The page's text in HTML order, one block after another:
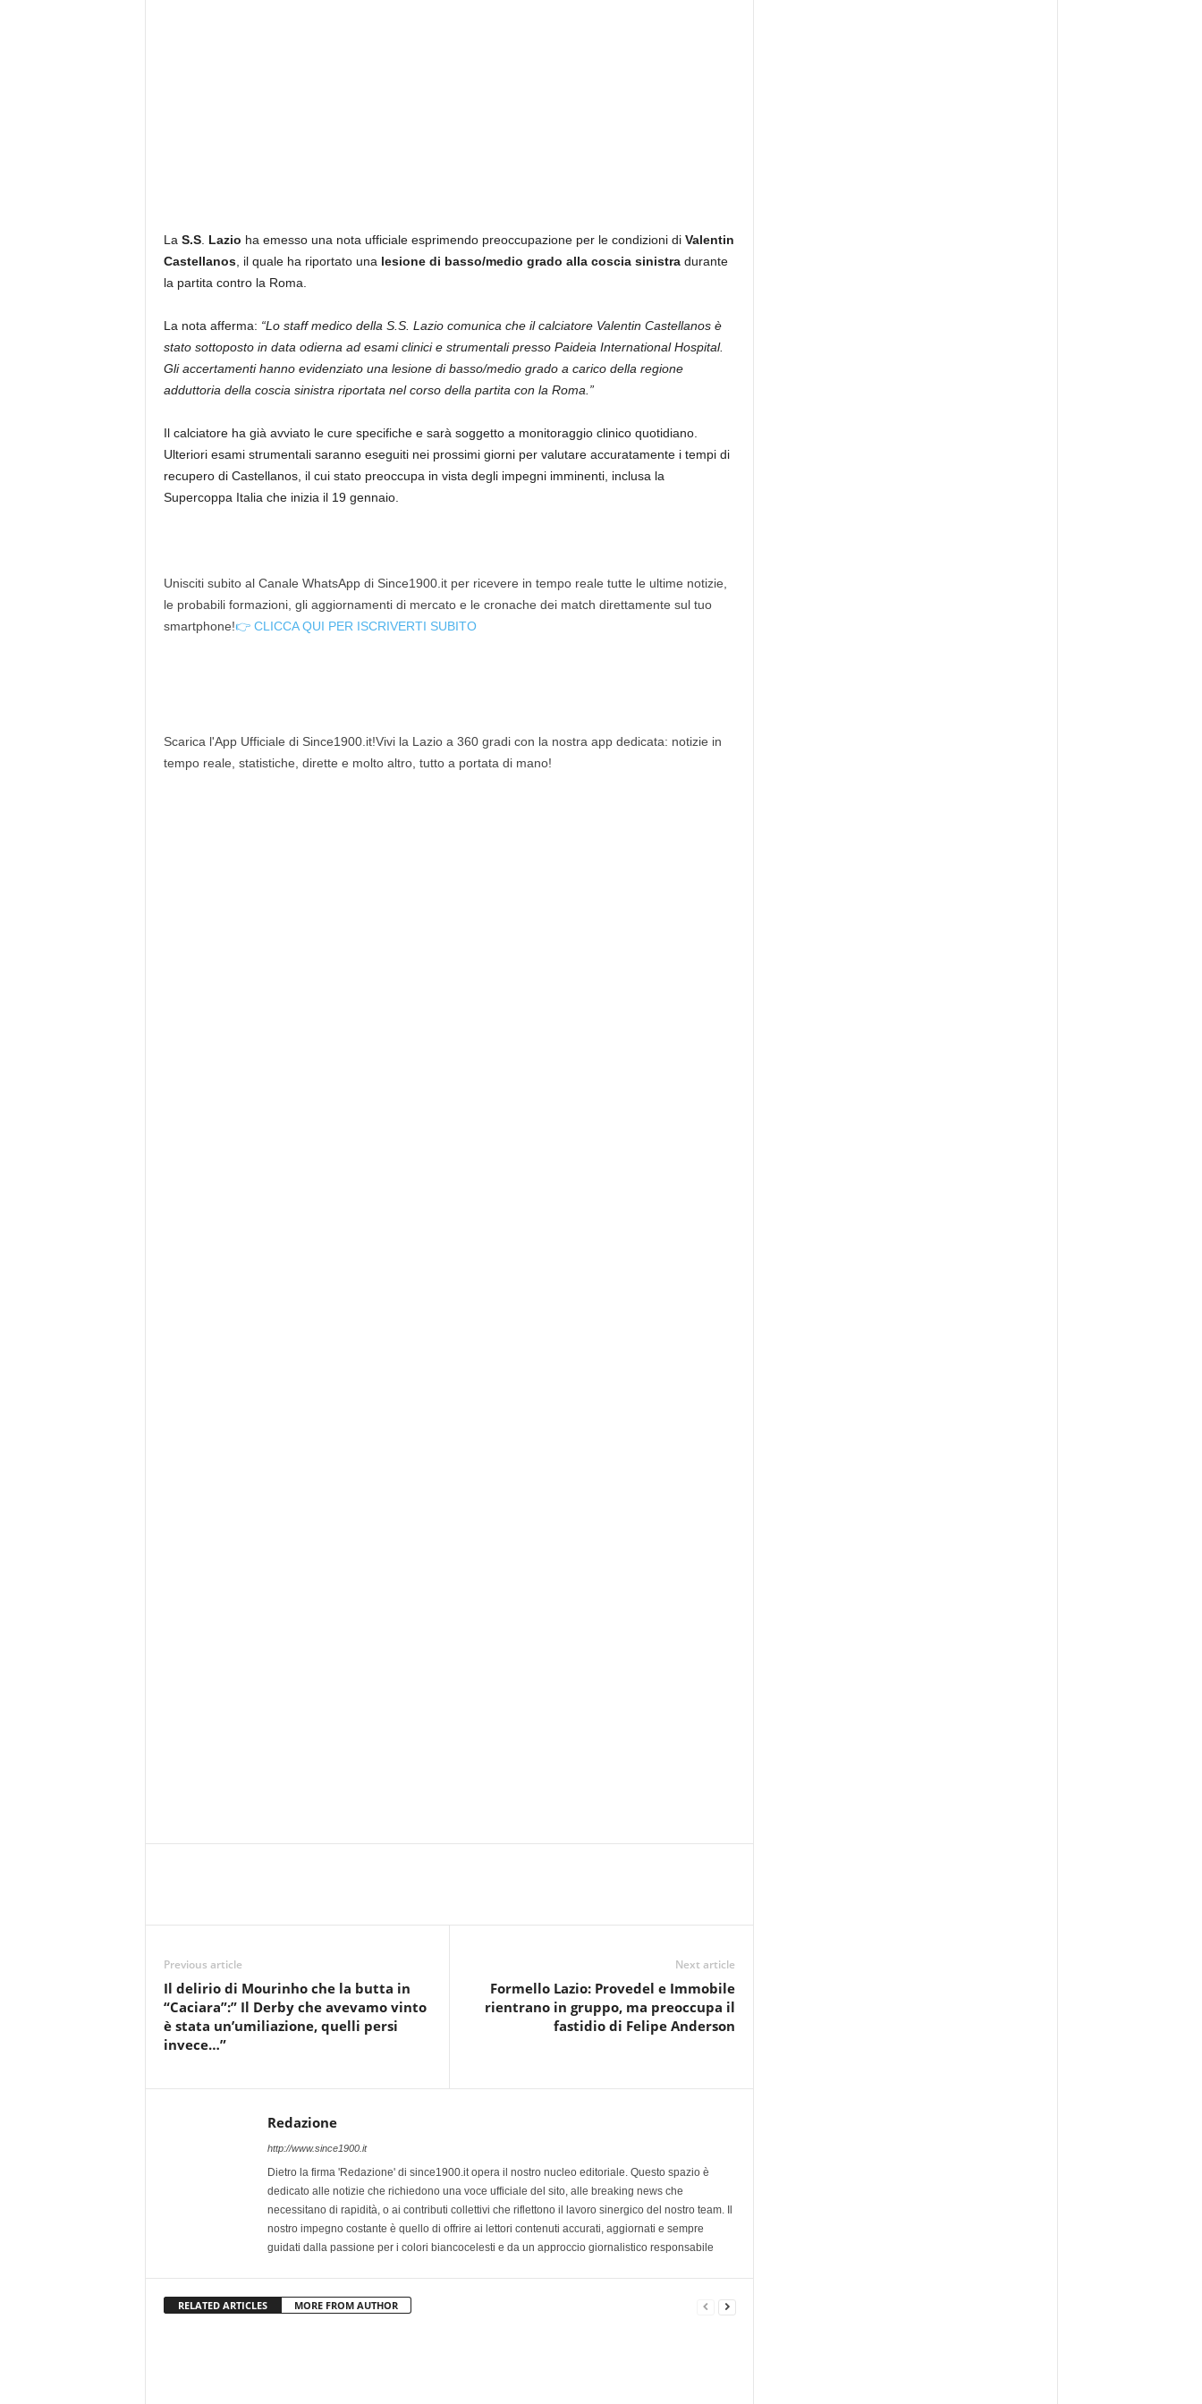
La S.S. Lazio ha emesso una nota ufficiale esprimendo preoccupazione per le condizioni di Valentin
Castellanos, il quale ha riportato una lesione di basso/medio grado alla coscia sinistradurante
la partita contro la Roma.
La nota afferma: “Lo staff medico della S.S. Lazio comunica che il calciatore Valentin Castellanos è
stato sottoposto in data odierna ad esami clinici e strumentali presso Paideia International Hospital.
Gli accertamenti hanno evidenziato una lesione di basso/medio grado a carico della regione
adduttoria della coscia sinistra riportata nel corso della partita con la Roma.”
Il calciatore ha già avviato le cure specifiche e sarà soggetto a monitoraggio clinico quotidiano.
Ulteriori esami strumentali saranno eseguiti nei prossimi giorni per valutare accuratamente i tempi di
recupero di Castellanos, il cui stato preoccupa in vista degli impegni imminenti, inclusa la
Supercoppa Italia che inizia il 19 gennaio.
Unisciti subito al Canale WhatsApp di Since1900.it per ricevere in tempo reale tutte le ultime notizie,
le probabili formazioni, gli aggiornamenti di mercato e le cronache dei match direttamente sul tuo
smartphone!👉 CLICCA QUI PER ISCRIVERTI SUBITO
Scarica l'App Ufficiale di Since1900.it!Vivi la Lazio a 360 gradi con la nostra app dedicata: notizie in
tempo reale, statistiche, dirette e molto altro, tutto a portata di mano!
Previous article
Il delirio di Mourinho che la butta in
“Caciara”:” Il Derby che avevamo vinto
è stata un’umiliazione, quelli persi
invece…”
Next article
Formello Lazio: Provedel e Immobile
rientrano in gruppo, ma preoccupa il
fastidio di Felipe Anderson
Redazione
http://www.since1900.it
Dietro la firma 'Redazione' di since1900.it opera il nostro nucleo editoriale. Questo spazio è
dedicato alle notizie che richiedono una voce ufficiale del sito, alle breaking news che
necessitano di rapidità, o ai contributi collettivi che riflettono il lavoro sinergico del nostro team. Il
nostro impegno costante è quello di offrire ai lettori contenuti accurati, aggiornati e sempre
guidati dalla passione per i colori biancocelesti e da un approccio giornalistico responsabile
RELATED ARTICLES MORE FROM AUTHOR